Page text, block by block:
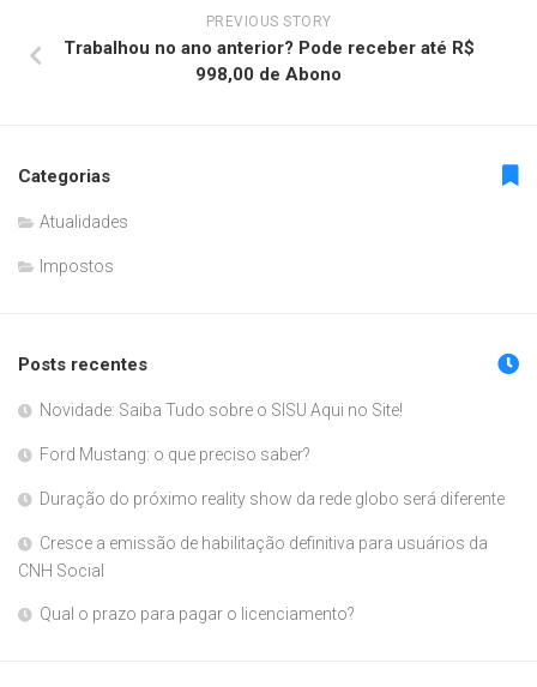
PREVIOUS STORY
Trabalhou no ano anterior? Pode receber até R$
998,00 de Abono
Categorias
Atualidades
Impostos
Posts recentes
Novidade: Saiba Tudo sobre o SISU Aqui no Site!
Ford Mustang: o que preciso saber?
Duração do próximo reality show da rede globo será diferente
Cresce a emissão de habilitação definitiva para usuários da
CNH Social
Qual o prazo para pagar o licenciamento?